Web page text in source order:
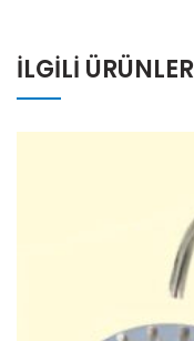
İLGILI ÜRÜNLER